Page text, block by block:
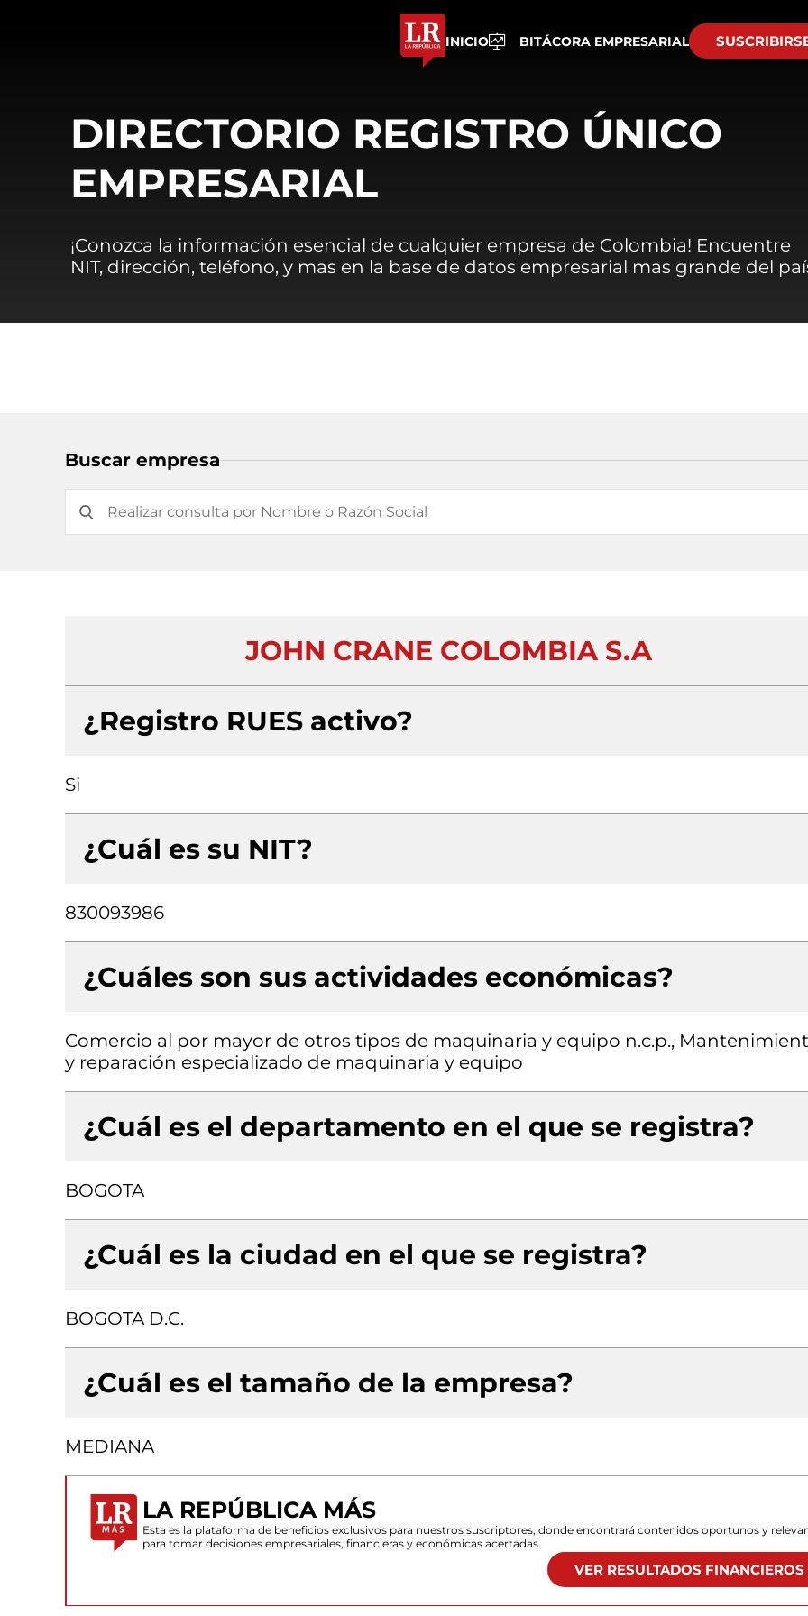
INICIO BITÁCORA EMPRESARIAL
DIRECTORIO REGISTRO ÚNICO
EMPRESARIAL
¡Conozca la información esencial de cualquier empresa de Colombia! Encuentre
NIT, dirección, teléfono, y mas en la base de datos empresarial mas grande del
Buscar empresa
JOHN CRANE COLOMBIA S.A
¿Registro RUES activo?
Si
¿Cuál es su NIT?
830093986
¿Cuáles son sus actividades económicas?
Comercio al por mayor de otros tipos de maquinaria y equipo n.c.p.,
y reparación especializado de maquinaria y equipo
¿Cuál es el departamento en el que se registra?
BOGOTA
¿Cuál es la ciudad en el que se registra?
BOGOTA D.C.
¿Cuál es el tamaño de la empresa?
MEDIANA
LA REPÚBLICA MÁS
Esta es la plataforma de beneficios exclusivos para nuestros suscriptores, donde encontrará contenidos oportunos y
para tomar decisiones empresariales, financieras y económicas acertadas.
VER RESULTADOS FINANCIEROS